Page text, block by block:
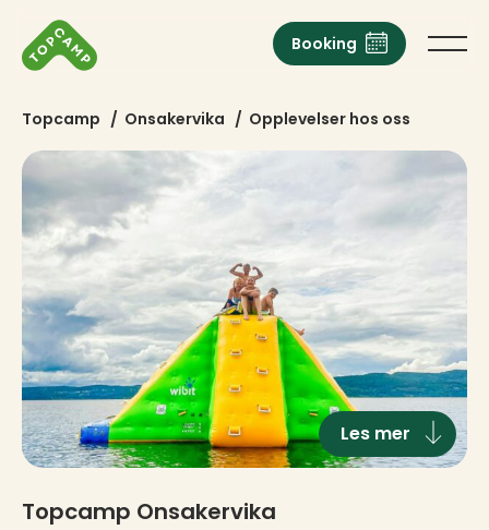
Booking
Topcamp / Onsakervika / Opplevelser hos oss
Topcamp Onsakervika
Les mer